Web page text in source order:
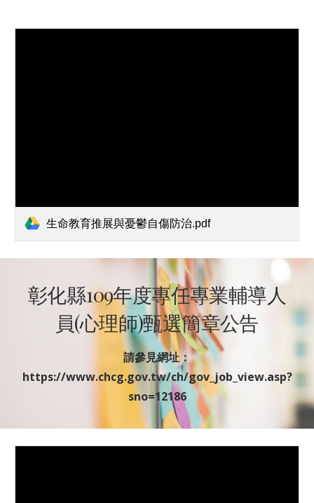
生命教育推展與憂鬱自傷防治.pdf
彰化縣109年度專任專業輔導人
員(心理師)甄選簡章公告
請參見網址：
https://www.chcg.gov.tw/ch/gov_job_view.asp?
sno=12186